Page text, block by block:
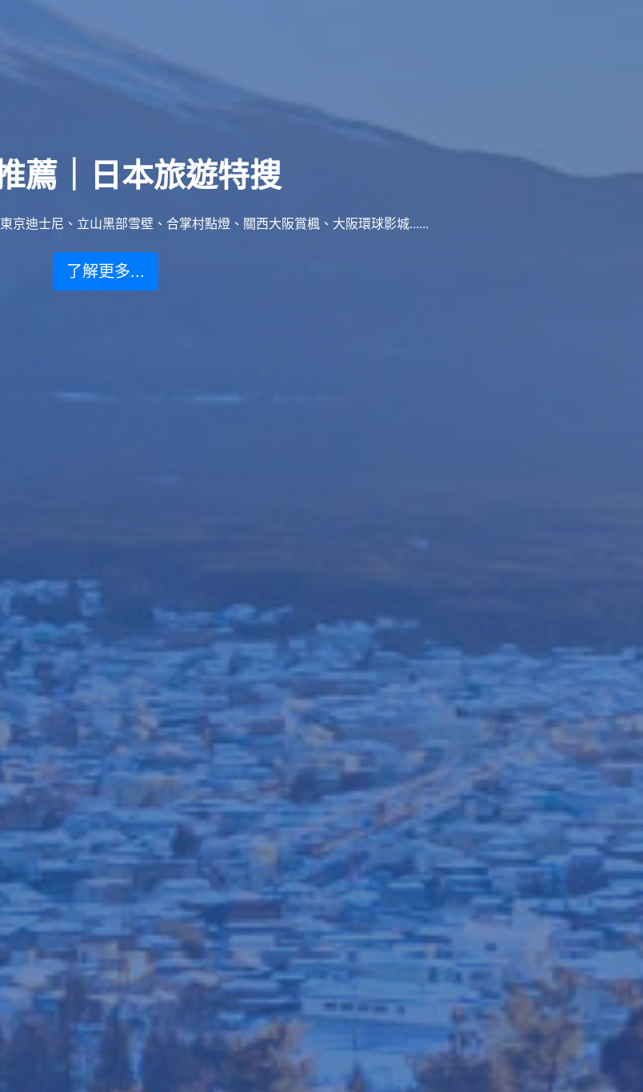
薦｜日本旅遊特搜
京迪士尼、立山黑部雪壁、合掌村點燈、關西大阪賞楓、大阪環球影城......
了解更多...